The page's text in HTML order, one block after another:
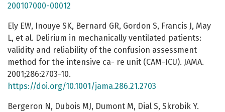
200107000-00012
Ely EW, Inouye SK, Bernard GR, Gordon S, Francis J, May
L, et al. Delirium in mechanically ventilated patients:
validity and reliability of the confusion assessment
method for the intensive ca- re unit (CAM-ICU). JAMA.
2001;286:2703-10.
https://doi.org/10.1001/jama.286.21.2703
Bergeron N, Dubois MJ, Dumont M, Dial S, Skrobik Y.